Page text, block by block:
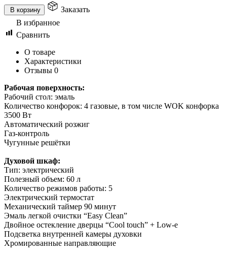
В корзину
Заказать
В избранное
Сравнить
О товаре
Характеристики
Отзывы 0
Рабочая поверхность:
Рабочий стол: эмаль
Количество конфорок: 4 газовые, в том числе WOK конфорка
3500 Вт
Автоматический розжиг
Газ-контроль
Чугунные решётки
Духовой шкаф:
Тип: электрический
Полезный объем: 60 л
Количество режимов работы: 5
Электрический термостат
Механический таймер 90 минут
Эмаль легкой очистки “Easy Clean”
Двойное остекление дверцы “Cool touch” + Low-e
Подсветка внутренней камеры духовки
Хромированные направляющие